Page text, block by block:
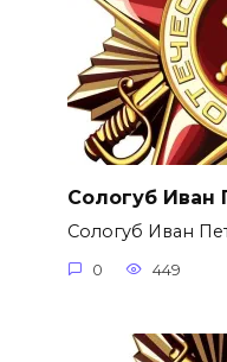
Сологуб Иван
Сологуб Иван
0 449